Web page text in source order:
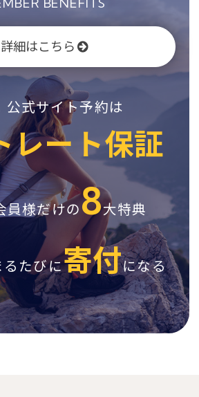
詳細はこちら
公式サイト予約は
レート保証
員様だけの8大特典
るたびに寄付になる